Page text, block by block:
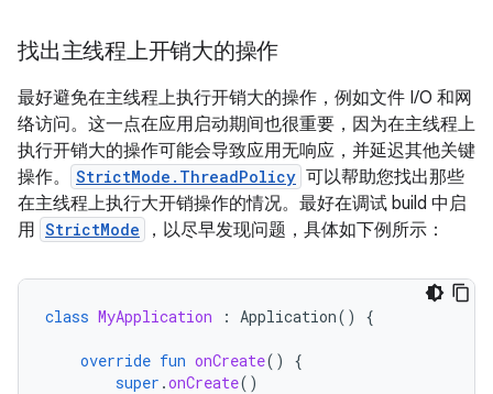
找出主线程上开销大的操作
最好避免在主线程上执行开销大的操作，例如文件 I/O 和网
络访问。这一点在应用启动期间也很重要，因为在主线程上
执行开销大的操作可能会导致应用无响应，并延迟其他关键
操作。
StrictMode.ThreadPolicy 可以帮助您找出那些
在主线程上执行大开销操作的情况。最好在调试 build 中启
用 StrictMode ，以尽早发现问题，具体如下例所示：
class MyApplication : Application() {
override fun onCreate()
{
super .onCreate()